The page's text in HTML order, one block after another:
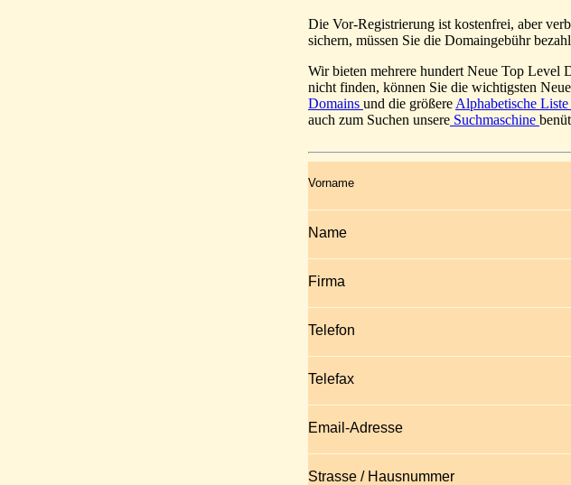
Die Vor-Registrierung ist kostenfrei, aber
sichern, müssen Sie die Domaingebühr
Wir bieten mehrere hundert Neue Top Level
nicht finden, können Sie die wichtigsten
Domains und die größere Alphabetische
auch zum Suchen unsere Suchmaschine
Vorname
Name
Firma
Telefon
Telefax
Email-Adresse
Strasse / Hausnummer